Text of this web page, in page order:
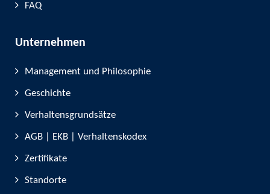
FAQ
Unternehmen
Management und Philosophie
Geschichte
Verhaltensgrundsätze
AGB | EKB | Verhaltenskodex
Zertifikate
Standorte